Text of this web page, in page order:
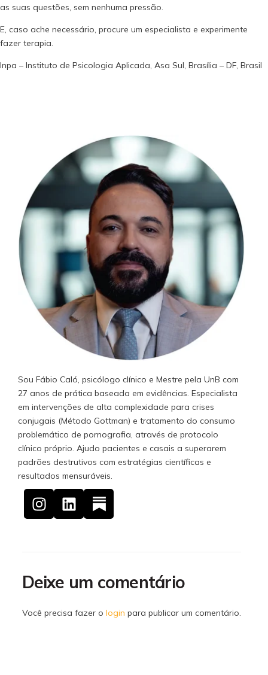
as suas questões, sem nenhuma pressão.
E, caso ache necessário, procure um especialista e experimente
fazer terapia.
Inpa – Instituto de Psicologia Aplicada, Asa Sul, Brasília – DF, Brasil
Sou Fábio Caló, psicólogo clínico e Mestre pela UnB com
27 anos de prática baseada em evidências. Especialista
em intervenções de alta complexidade para crises
conjugais (Método Gottman) e tratamento do consumo
problemático de pornografia, através de protocolo
clínico próprio. Ajudo pacientes e casais a superarem
padrões destrutivos com estratégias científicas e
resultados mensuráveis.
Deixe um comentário
Você precisa fazer o login para publicar um comentário.